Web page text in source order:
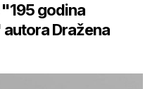
godina
Dražena